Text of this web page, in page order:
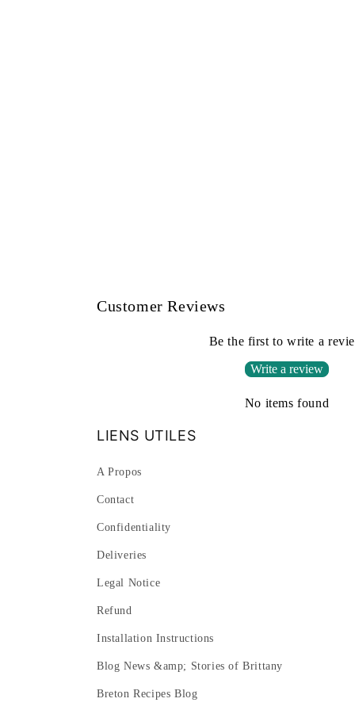
Customer Reviews
Be the first to write a
Write a review
No items found
LIENS UTILES
A Propos
Contact
Confidentiality
Deliveries
Legal Notice
Refund
Installation Instructions
Blog News &amp; Stories of Brittany
Breton Recipes Blog